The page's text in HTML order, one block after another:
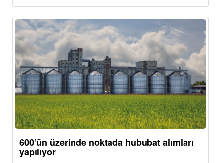
600’ün üzerinde noktada hububat alımları
yapılıyor